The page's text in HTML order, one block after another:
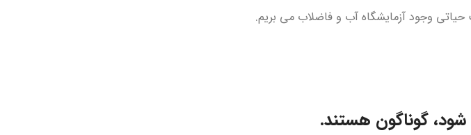
وجود آزمایشگاه آب و فاضلاب می بریم.
گوناگون هستند.